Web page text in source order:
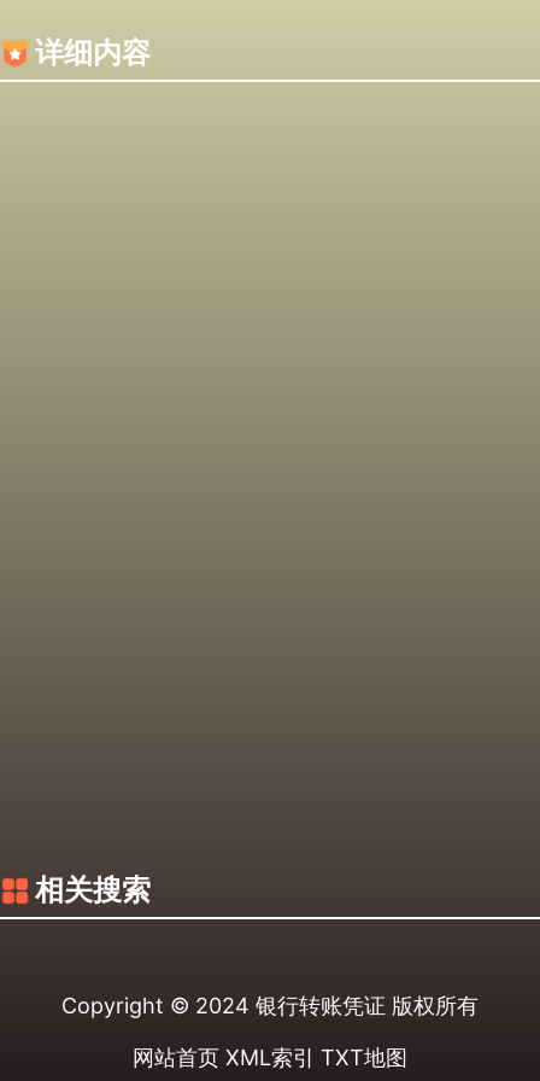
详细内容
相关搜索
Copyright © 2024 银行转账凭证 版权所有
网站首页 XML索引 TXT地图